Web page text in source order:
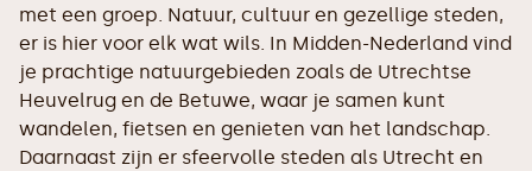
met een groep. Natuur, cultuur en gezellige steden,
er is hier voor elk wat wils. In Midden-Nederland vind
je prachtige natuurgebieden zoals de Utrechtse
Heuvelrug en de Betuwe, waar je samen kunt
wandelen, fietsen en genieten van het landschap.
Daarnaast zijn er sfeervolle steden als Utrecht en